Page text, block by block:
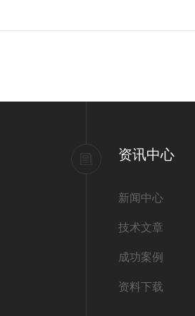
资讯中心
新闻中心
技术文章
成功案例
资料下载